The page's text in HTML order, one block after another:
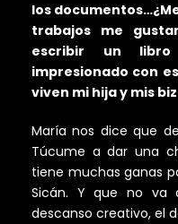
los
trabajos me
escribir un libro
impresionado con
viven mi hija y mis
María nos dice que
Túcume a dar una
tiene muchas ganas
Sicán. Y que no va
descanso creativo, el